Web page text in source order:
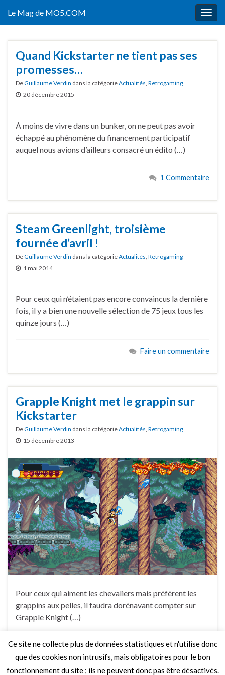
Le Mag de MO5.COM
Quand Kickstarter ne tient pas ses
promesses…
DeGuillaume Verdin dans la catégorieActualités, Retrogaming
20 décembre 2015
À moins de vivre dans un bunker, on ne peut pas avoir
échappé au phénomène du financement participatif
auquel nous avions d’ailleurs consacré un édito (…)
1 Commentaire
Steam Greenlight, troisième
fournée d’avril !
DeGuillaume Verdin dans la catégorieActualités Retrogaming
1 mai 2014
Pour ceux qui n’étaient pas encore convaincus la dernière
fois, il y a bien une nouvelle sélection de 75 jeux tous les
quinze jours (…)
Faire un commentaire
Grapple Knight met le grappin sur
Kickstarter
DeGuillaume Verdin dans la catégorieActualités, Retrogaming
15 décembre 2013
Pour ceux qui aiment les chevaliers mais préfèrent les
grappins aux pelles, il faudra dorénavant compter sur
Grapple Knight (…)
1 Commentaire
Ce site ne collecte plus de données statistiques et n'utilise donc
que des cookies non intrusifs, mais obligatoires pour le bon
fonctionnement du site ; ils ne peuvent donc pas être désactivés.